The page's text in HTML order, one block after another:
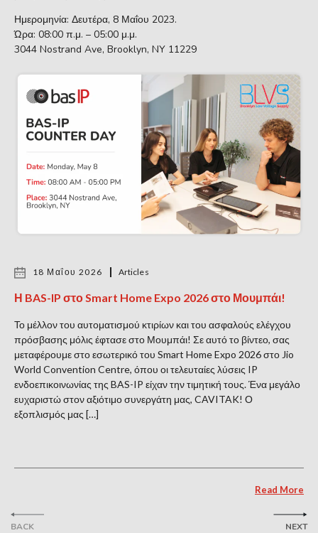
Ημερομηνία: Δευτέρα, 8 Μαΐου 2023.
Ώρα: 08:00 π.μ. – 05:00 μ.μ.
3044 Nostrand Ave, Brooklyn, NY 11229
BACK
18 Μαΐου 2026 Articles
Η BAS-IP στο Smart Home Expo 2026 στο Μουμπάι!
Το μέλλον του αυτοματισμού κτιρίων και του ασφαλούς ελέγχου
πρόσβασης μόλις έφτασε στο Μουμπάι! Σε αυτό το βίντεο, σας
μεταφέρουμε στο εσωτερικό του Smart Home Expo 2026 στο Jio
World Convention Centre, όπου οι τελευταίες λύσεις IP
ενδοεπικοινωνίας της BAS-IP είχαν την τιμητική τους. Ένα μεγάλο
ευχαριστώ στον αξιότιμο συνεργάτη μας, CAVITAK! Ο
εξοπλισμός μας […]
Read More
NEXT